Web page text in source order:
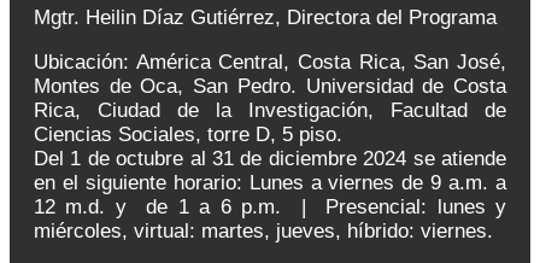
Mgtr. Heilin Díaz Gutiérrez, Directora del Programa
Ubicación: América Central, Costa Rica, San José,
Montes de Oca, San Pedro. Universidad de Costa
Rica, Ciudad de la Investigación, Facultad de
Ciencias Sociales, torre D, 5 piso.
Del 1 de octubre al 31 de diciembre 2024 se atiende
en el siguiente horario: Lunes a viernes de 9 a.m. a
12 m.d. y de 1 a 6 p.m. | Presencial: lunes y
miércoles, virtual: martes, jueves, híbrido: viernes.